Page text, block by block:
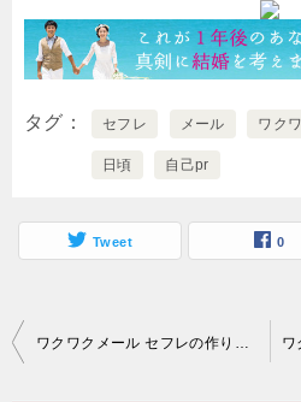
タグ セフレ メール ワク
日頃 自己pr
Tweet 0
投
ワクワクメール セフレの作り方 自己pr｜出会い系サイト（ワクワクメールなど）を利用するには年齢認証が必要なのをご存じでしょうか…。